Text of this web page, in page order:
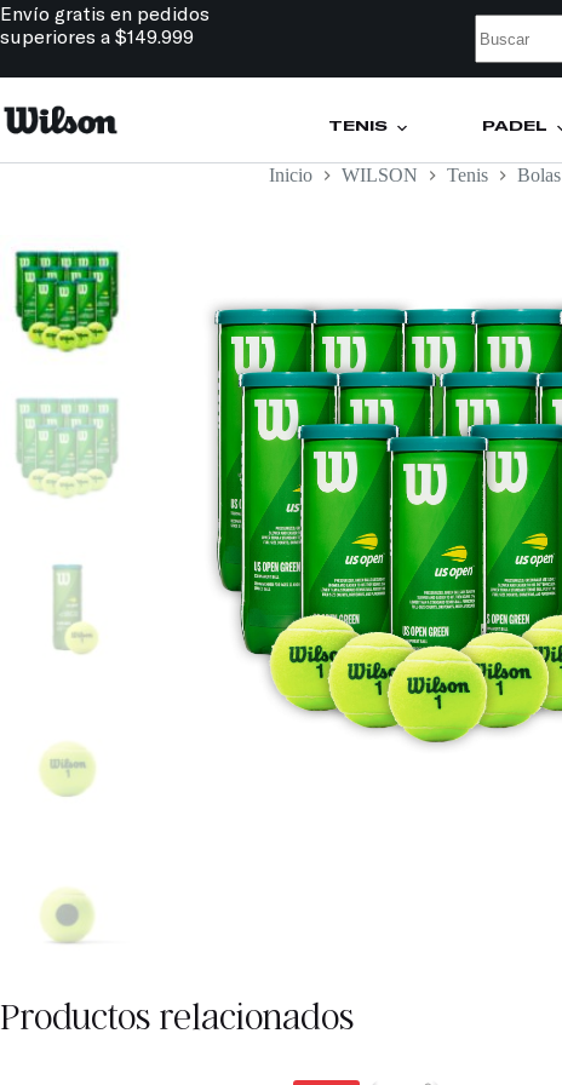
Envío gratis en pedidos
superiores a $149.999
TENIS PÁDEL
Inicio WILSON Tenis Bolas
Productos relacionados